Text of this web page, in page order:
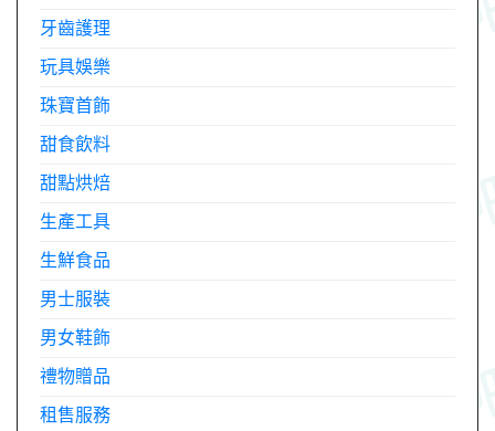
牙齒護理
玩具娛樂
珠寶首飾
甜食飲料
甜點烘焙
生產工具
生鮮食品
男士服裝
男女鞋飾
禮物贈品
租售服務